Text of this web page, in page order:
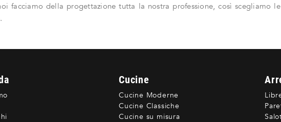
facciamo della progettazione tutta la nostra professione, così scegliamo
Cucine
Cucine Moderne
Cucine Classiche
Cucine su misura